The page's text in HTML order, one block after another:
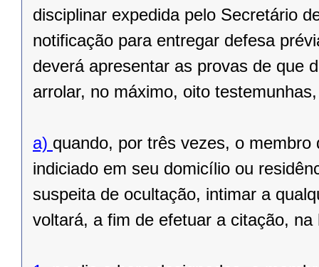
disciplinar expedida pelo Secretário
notificação para entregar defesa
deverá apresentar as provas de que
arrolar, no máximo, oito
a) quando, por três vezes, o
indiciado em seu domicílio ou
suspeita de ocultação, intimar a
voltará, a fim de efetuar a citação,